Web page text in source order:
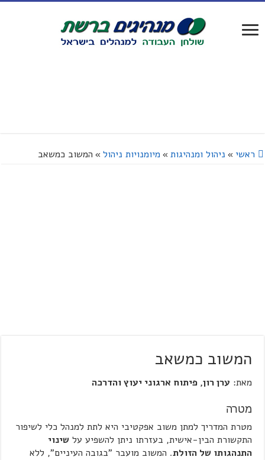
ראשי » ניהול ומנהיגות » מיומנויות ניהול » המשוב כמשאב
המשוב כמשאב
מאת: ערן רון, פיתוח ארגוני יעוץ והדרכה
מטרה
מטרת המדריך למתן משוב אפקטיבי היא לתת למנהל כלי לשיפור
התקשורת הבין-אישית, בעזרתו ניתן להשפיע על שינוי
התנהגותו של הזולת. המשוב מועבר "בגובה העיניים", ללא